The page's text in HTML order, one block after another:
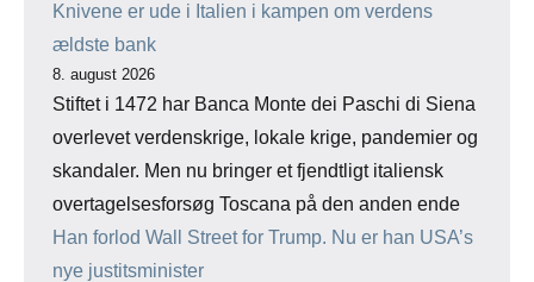
Knivene er ude i Italien i kampen om verdens
ældste bank
8. august 2026
Stiftet i 1472 har Banca Monte dei Paschi di Siena
overlevet verdenskrige, lokale krige, pandemier og
skandaler. Men nu bringer et fjendtligt italiensk
overtagelsesforsøg Toscana på den anden ende
Han forlod Wall Street for Trump. Nu er han USA’s
nye justitsminister